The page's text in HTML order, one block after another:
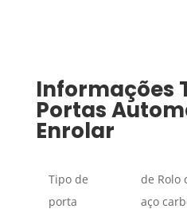
Informações
Portas
Enrolar
Tipo de
porta
de Rolo
aço